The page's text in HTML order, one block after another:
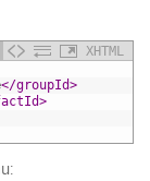
XHTML
</groupId>